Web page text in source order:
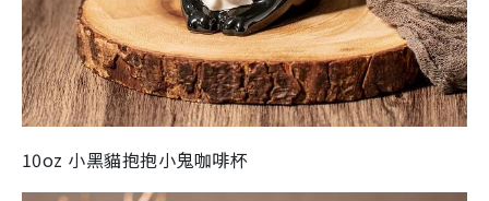
10oz 小黑貓抱抱小鬼咖啡杯